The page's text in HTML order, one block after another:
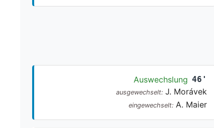
Auswechslung 46'
ausgewechselt: J. Morávek
eingewechselt: A. Maier